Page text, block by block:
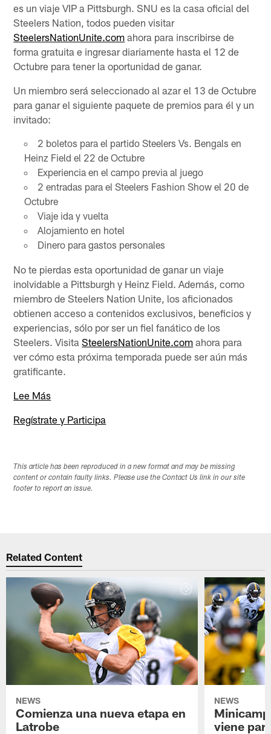
es un viaje VIP a Pittsburgh. SNU es la casa oficial del
Steelers Nation, todos pueden visitar
SteelersNationUnite.com ahora para inscribirse de
forma gratuita e ingresar diariamente hasta el 12 de
Octubre para tener la oportunidad de ganar.
Un miembro será seleccionado al azar el 13 de Octubre
para ganar el siguiente paquete de premios para él y un
invitado:
2 boletos para el partido Steelers Vs. Bengals en
Heinz Field el 22 de Octubre
Experiencia en el campo previa al juego
2 entradas para el Steelers Fashion Show el 20 de
Octubre
Viaje ida y vuelta
Alojamiento en hotel
Dinero para gastos personales
No te pierdas esta oportunidad de ganar un viaje
inolvidable a Pittsburgh y Heinz Field. Además, como
miembro de Steelers Nation Unite, los aficionados
obtienen acceso a contenidos exclusivos, beneficios y
experiencias, sólo por ser un fiel fanático de los
Steelers. VisitaSteelersNationUnite.com ahora para
ver cómo esta próxima temporada puede ser aún más
gratificante.
Lee Más
Regístrate y Participa
This article has been reproduced in a new format and may be missing
content or contain faulty links. Please use the Contact Us link in our site
footer to report an issue.
Related Content
NEWS
Comienza una nueva etapa en
Latrobe
NEWS
viene